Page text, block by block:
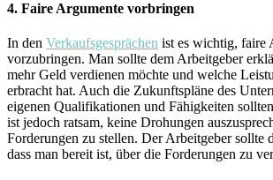
4. Faire Argumente vorbringen
In den Verkaufsgesprächen ist es wichtig, faire
vorzubringen. Man sollte dem Arbeitgeber
mehr Geld verdienen möchte und welche
erbracht hat. Auch die Zukunftspläne des
eigenen Qualifikationen und Fähigkeiten
ist jedoch ratsam, keine Drohungen
Forderungen zu stellen. Der Arbeitgeber sollte
dass man bereit ist, über die Forderungen zu